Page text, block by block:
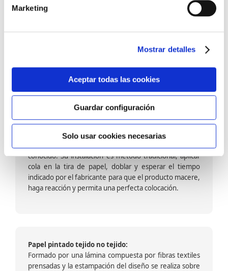
Marketing
Mostrar detalles
Aceptar todas las cookies
Guardar configuración
Solo usar cookies necesarias
barniz multiadherente en base agua. En zonas de
fuegos, se recomienda proteger con placas, silestone,
dado que el frotar en exceso dañaría el papel. Su
colocación es cola en la pared y tira en seco, sin
colocación es fácil rápida y sencilla.
Papel pintado calidad papel:
Formado por una capa de papel sobre un soporte de
conocido. Su instalación es método tradicional, aplicar
cola en la tira de papel, doblar y esperar el tiempo
indicado por el fabricante para que el producto macere,
haga reacción y permita una perfecta colocación.
Papel pintado tejido no tejido:
Formado por una lámina compuesta por fibras textiles
prensadas y la estampación del diseño se realiza sobre